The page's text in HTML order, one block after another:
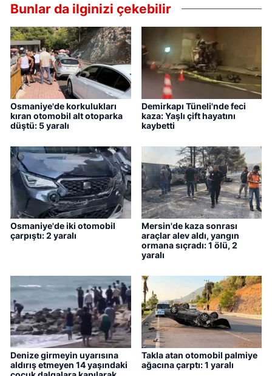
Bunlar da ilginizi çekebilir
Osmaniye'de korkulukları
kıran otomobil alt otoparka
düştü: 5 yaralı
Demirkapı Tüneli'nde feci
kaza: Yaşlı çift hayatını
kaybetti
Osmaniye'de iki otomobil
çarpıştı: 2 yaralı
Mersin'de kaza sonrası
araçlar alev aldı, yangın
ormana sıçradı: 1 ölü, 2
yaralı
Denize girmeyin uyarısına
aldırış etmeyen 14 yaşındaki
Takla atan otomobil palmiye
ağacına çarptı: 1 yaralı